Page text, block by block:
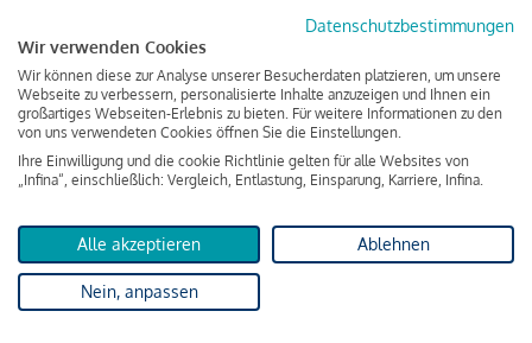
Kreditgeschäft gehören zu den wesentlichen
Schwerpunktsetzungen meiner Funktion.
Lesen Sie meine Finanzierungs-Tipps
KreditindexDas Wohnkredit Barometer
Datenschutzbestimmungen
Wir verwenden Cookies
Wir können diese zur Analyse unserer Besucherdaten platzieren, um unsere
Webseite zu verbessern, personalisierte Inhalte anzuzeigen und Ihnen ein
großartiges Webseiten-Erlebnis zu bieten. Für weitere Informationen zu den
von uns verwendeten Cookies öffnen Sie die Einstellungen.
Ihre Einwilligung und die cookie Richtlinie gelten für alle Websites von
„Infina“, einschließlich: Vergleich, Entlastung, Einsparung, Karriere, Infina.
Alle akzeptieren Ablehnen
Nein, anpassen